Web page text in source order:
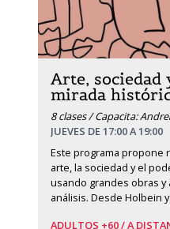
Arte, sociedad
mirada
8 clases / Capacita:
JUEVES DE 17:00 A 19:00
Este programa propone
arte, la sociedad y el
usando grandes obras y
análisis. Desde Holbein
ADULTOS +60 /A